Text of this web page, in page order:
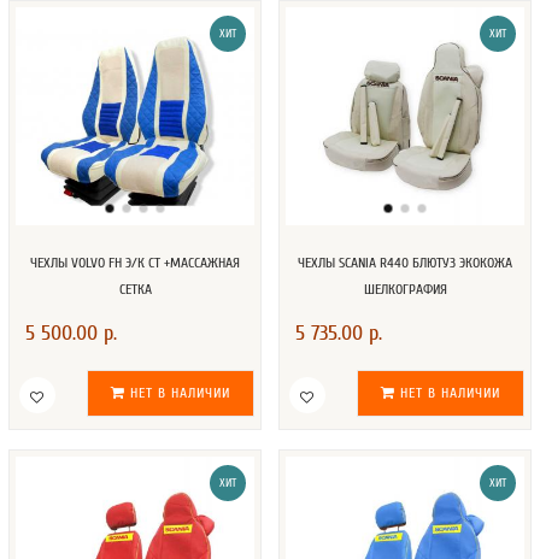
ХИТ
ЧЕХЛЫ VOLVO FH Э/К СТ +МАССАЖНАЯ
СЕТКА
5 500.00 р.
НЕТ В НАЛИЧИИ
ХИТ
ЧЕХЛЫ SCANIA R440 БЛЮТУЗ ЭКОКОЖА
ШЕЛКОГРАФИЯ
5 735.00 р.
НЕТ В НАЛИЧИИ
ХИТ ХИТ